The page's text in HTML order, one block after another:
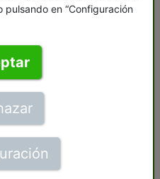
parte para
en el que quepan
de la falsa
mirada
y colonial, es
situación de
La sociedad
a pasos
a su paso un
pulsando en “Configuración